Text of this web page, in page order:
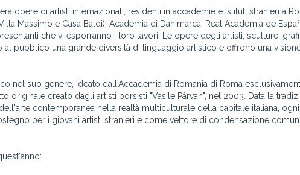
opere di artisti internazionali, residenti in accademie e istituti stranieri a
Massimo e Casa Baldi), Academia di Danimarca, Real Academia de
che vi esporranno i loro lavori. Le opere degli artisti, sculture,
pubblico una grande diversità di linguaggio artistico e offrono una
nel suo genere, ideato dall'Accademia di Romania di Roma
originale creato dagli artisti borsisti "Vasile Pârvan", nel 2003. Data la
contemporanea nella realtà multiculturale della capitale italiana,
per i giovani artisti stranieri e come vettore di condensazione